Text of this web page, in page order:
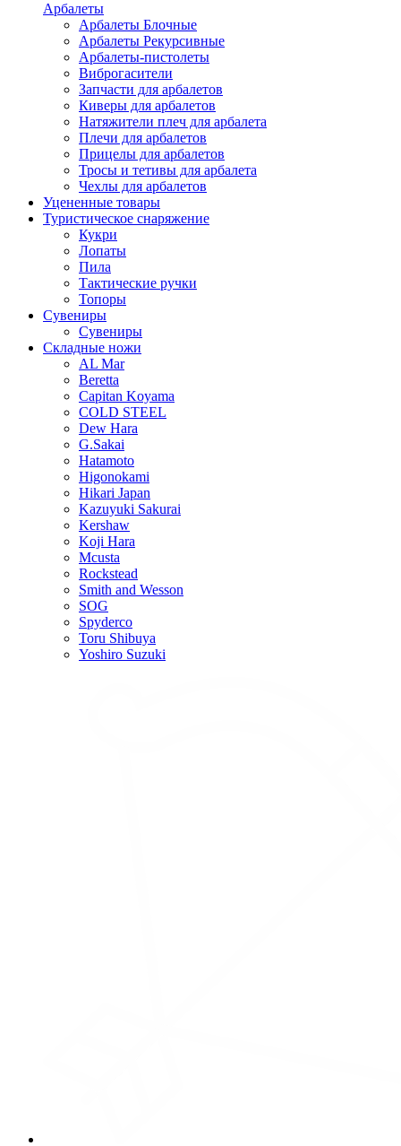
Арбалеты
Арбалеты Блочные
Арбалеты Рекурсивные
Арбалеты-пистолеты
Виброгасители
Запчасти для арбалетов
Киверы для арбалетов
Натяжители плеч для арбалета
Плечи для арбалетов
Прицелы для арбалетов
Тросы и тетивы для арбалета
Чехлы для арбалетов
Уцененные товары
Туристическое снаряжение
Кукри
Лопаты
Пила
Тактические ручки
Топоры
Сувениры
Сувениры
Складные ножи
AL Mar
Beretta
Capitan Koyama
COLD STEEL
Dew Hara
G.Sakai
Hatamoto
Higonokami
Hikari Japan
Kazuyuki Sakurai
Kershaw
Koji Hara
Mcusta
Rockstead
Smith and Wesson
SOG
Spyderco
Toru Shibuya
Yoshiro Suzuki